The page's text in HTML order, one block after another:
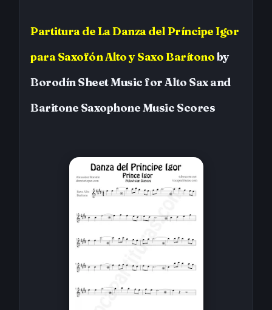
Partitura deLa Danza del Príncipe Igor
para Saxofón Alto y Saxo Barítonoby
Borodín Sheet Music for Alto Sax and
Baritone SaxophoneMusic Scores